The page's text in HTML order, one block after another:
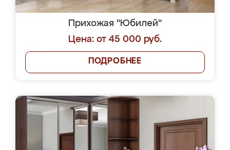
Прихожая "Юбилей"
Цена: от 45 000 руб.
ПОДРОБНЕЕ